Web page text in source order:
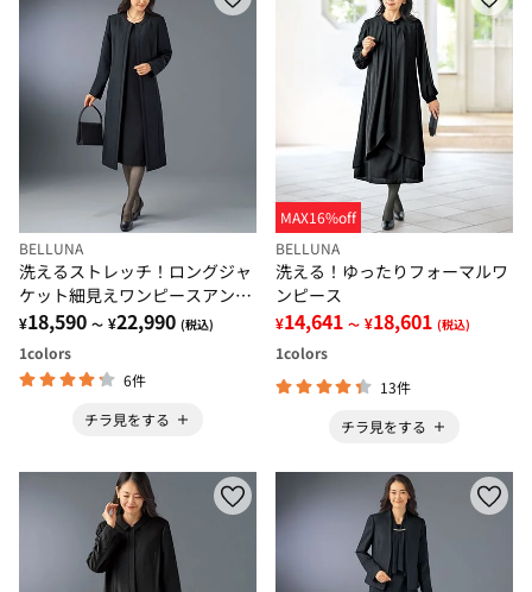
BELLUNA
洗えるストレッチ！ロングジャ
ケット細見えワンピースアンサ
ンブル
¥18,590 ～ ¥22,990 (税込)
1colors
6件
チラ見をする
MAX16%off
BELLUNA
洗える！ゆったりフォーマルワ
ンピース
¥14,641 ～ ¥18,601 (税込)
1colors
13件
チラ見をする